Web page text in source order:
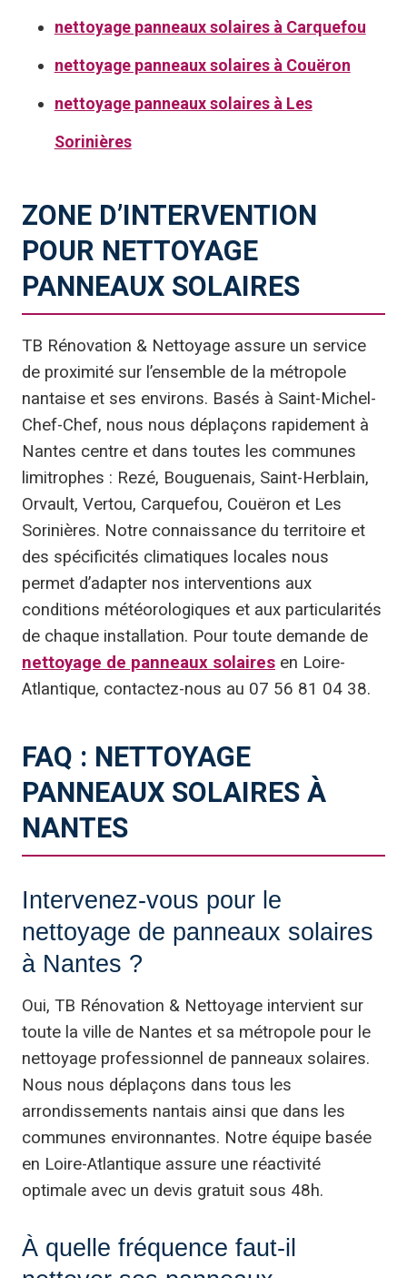
nettoyage panneaux solaires à Carquefou
nettoyage panneaux solaires à Couëron
nettoyage panneaux solaires à Les
Sorinières
ZONE D’INTERVENTION
POUR NETTOYAGE
PANNEAUX SOLAIRES
TB Rénovation & Nettoyage assure un service
de proximité sur l’ensemble de la métropole
nantaise et ses environs. Basés à Saint-Michel-
Chef-Chef, nous nous déplaçons rapidement à
Nantes centre et dans toutes les communes
limitrophes : Rezé, Bouguenais, Saint-Herblain,
Orvault, Vertou, Carquefou, Couëron et Les
Sorinières. Notre connaissance du territoire et
des spécificités climatiques locales nous
permet d’adapter nos interventions aux
conditions météorologiques et aux particularités
de chaque installation. Pour toute demande de
nettoyage de panneaux solaires en Loire-
Atlantique, contactez-nous au 07 56 81 04 38.
FAQ : NETTOYAGE
PANNEAUX SOLAIRES À
NANTES
Intervenez-vous pour le
nettoyage de panneaux solaires
à Nantes ?
Oui, TB Rénovation & Nettoyage intervient sur
toute la ville de Nantes et sa métropole pour le
nettoyage professionnel de panneaux solaires.
Nous nous déplaçons dans tous les
arrondissements nantais ainsi que dans les
communes environnantes. Notre équipe basée
en Loire-Atlantique assure une réactivité
optimale avec un devis gratuit sous 48h.
À quelle fréquence faut-il